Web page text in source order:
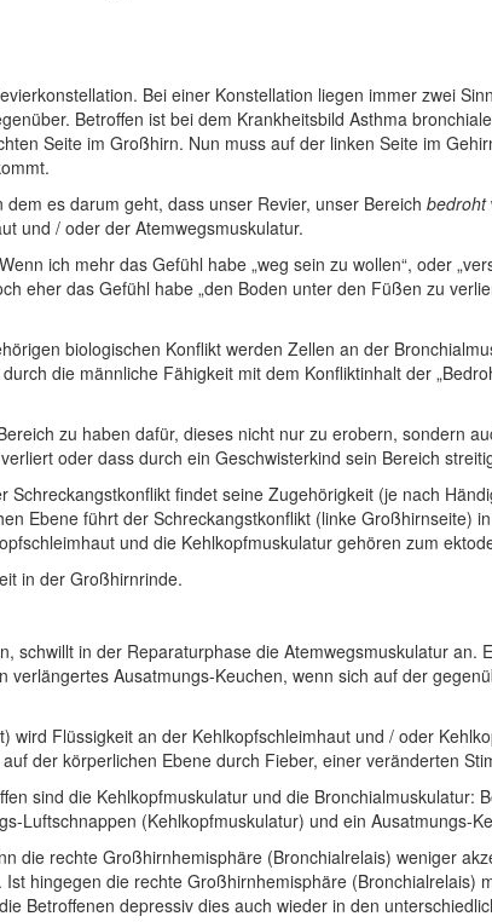
Bei einer Konstellation liegen immer zwei
Betroffen ist bei dem Krankheitsbild Asthma
Seite im Großhirn. Nun muss auf der linken Seite im
es darum geht, dass unser Revier, unser Bereich bedroht
und / oder der Atemwegsmuskulatur.
ich mehr das Gefühl habe „weg sein zu wollen“, oder
eher das Gefühl habe „den Boden unter den Füßen zu
biologischen Konflikt werden Zellen an der
die männliche Fähigkeit mit dem Konfliktinhalt der
zu haben dafür, dieses nicht nur zu erobern, sondern
oder dass durch ein Geschwisterkind sein Bereich
Schreckangstkonflikt findet seine Zugehörigkeit (je nach
Ebene führt der Schreckangstkonflikt (linke Großhirnseite)
und die Kehlkopfmuskulatur gehören zum
in der Großhirnrinde.
schwillt in der Reparaturphase die Atemwegsmuskulatur an.
Ausatmungs-Keuchen, wenn sich auf der
Flüssigkeit an der Kehlkopfschleimhaut und / oder
der körperlichen Ebene durch Fieber, einer veränderten
sind die Kehlkopfmuskulatur und die Bronchialmuskulatur:
Luftschnappen (Kehlkopfmuskulatur) und ein Ausatmungs-
die rechte Großhirnhemisphäre (Bronchialrelais) weniger
hingegen die rechte Großhirnhemisphäre (Bronchialrelais)
Betroffenen depressiv dies auch wieder in den